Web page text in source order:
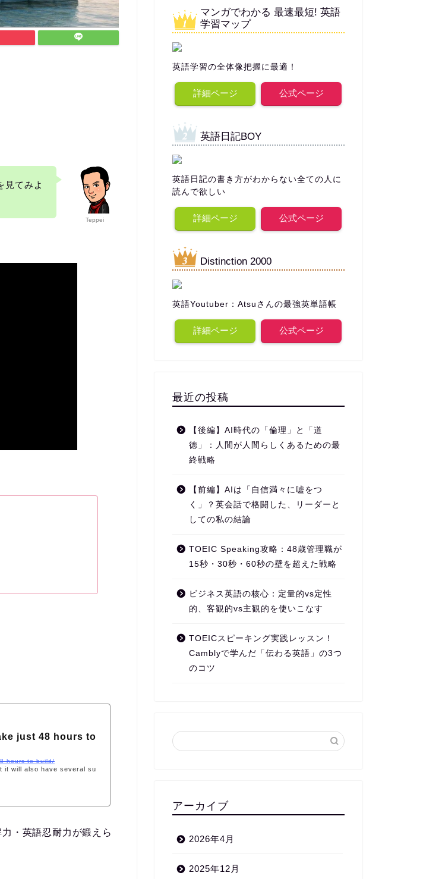
Teppei
見てみよ
just 48 hours to
hours-to-build/
it will also have several su
・英語忍耐力が鍛えら
マンガでわかる 最速最短! 英語
学習マップ
英語学習の全体像把握に最適！
詳細ページ 公式ページ
英語日記BOY
英語日記の書き方がわからない全ての人に
読んで欲しい
詳細ページ 公式ページ
Distinction 2000
英語Youtuber：Atsuさんの最強英単語帳
詳細ページ 公式ページ
最近の投稿
【後編】AI時代の「倫理」と「道
徳」：人間が人間らしくあるための最
終戦略
【前編】AIは「自信満々に嘘をつ
く」？英会話で格闘した、リーダーと
しての私の結論
TOEIC Speaking攻略：48歳管理職が
15秒・30秒・60秒の壁を超えた戦略
ビジネス英語の核心：定量的vs定性
的、客観的vs主観的を使いこなす
TOEICスピーキング実践レッスン！
Camblyで学んだ「伝わる英語」の3つ
のコツ
アーカイブ
2026年4月
2025年12月